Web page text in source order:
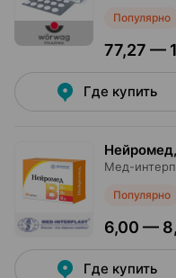
Популярно
77,27 —
Где купить
Мед-
Популярно
6,00 —
Где купить